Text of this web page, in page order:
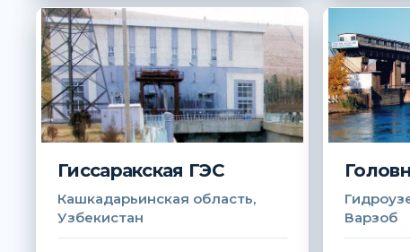
Гиссаракская ГЭС
Кашкадарьинская область,
Узбекистан
Варзоб